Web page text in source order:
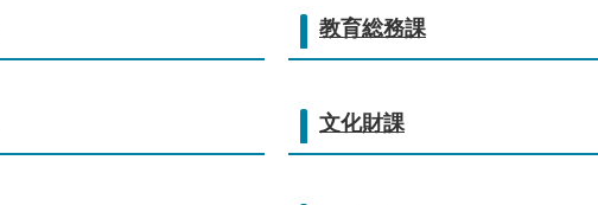
教育総務課
文化財課